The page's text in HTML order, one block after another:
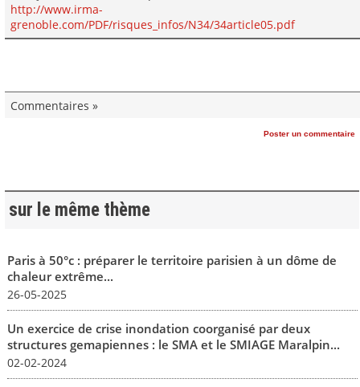
http://www.irma-
grenoble.com/PDF/risques_infos/N34/34article05.pdf
Commentaires »
Poster un commentaire
sur le même thème
Paris à 50°c : préparer le territoire parisien à un dôme de
chaleur extrême...
26-05-2025
Un exercice de crise inondation coorganisé par deux
structures gemapiennes : le SMA et le SMIAGE Maralpin...
02-02-2024